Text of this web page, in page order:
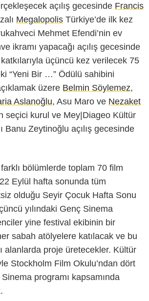
açılış gecesinde Francis
Megalopolis Türkiye’de ilk kez
Mehmet Efendi’nin ev
ikramı yapacağı açılış gecesinde
üçüncü kez verilecek 75
“Yeni Bir …” Ödülü sahibini
üzere Belmin Söylemez,
Aslanoğlu, Asu Maro ve Nezaket
seçici kurul ve Mey|Diageo Kültür
Banu Zeytinoğlu açılış gecesinde
bölümlerde toplam 70 film
Eylül hafta sonunda tüm
olduğu Seyir Çocuk Hafta Sonu
yılındaki Genç Sinema
yine festival ekibinin bir
sabah atölyelere katılacak ve bu
alanlarda proje üretecekler. Kültür
Stockholm Film Okulu’ndan dört
programı kapsamında